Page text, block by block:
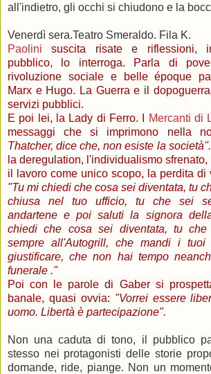
all'indietro, gli occhi si chiudono e la
Venerdì sera.Teatro Smeraldo. Fila K.
Paolinisuscita risate e riflessioni,
pubblico, lo interroga. Parla di
rivoluzione sociale e belle époque
Marx e Hugo. La Guerra e il
servizi pubblici.
E poi lei, la Lady di Ferro.
Mercanti di
messaggi che si imprimono nella
Thatcher, dice che, non esiste la società".
la deregulation, l'individualismo
il lavoro come unico scopo, la perdita di
"Tu mi chiedi che cosa sei diventata, tu
chiusa nel tuo ufficio, tu che sei
andartene e poi saluti la signora
chiedi che cosa sei diventata, tu
sempre all'Autogrill, che mandi i
giustificare, che non hai tempo
funerale ."
Poi con le parole di Gaber si
banale, quasi ovvia: "Vorrei essere
uomo. Libertà è partecipazione".
Non una caduta di tono, il pubblico
stesso nei protagonisti delle storie
domande, ride, piange. Non un